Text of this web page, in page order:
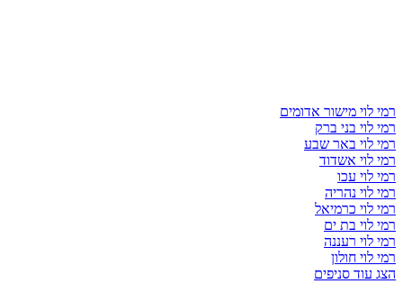
רמי לוי מישור אדומים
רמי לוי בני ברק
רמי לוי באר שבע
רמי לוי אשדוד
רמי לוי עכו
רמי לוי נהריה
רמי לוי כרמיאל
רמי לוי בת ים
רמי לוי רעננה
רמי לוי חולון
הצג עוד סניפים